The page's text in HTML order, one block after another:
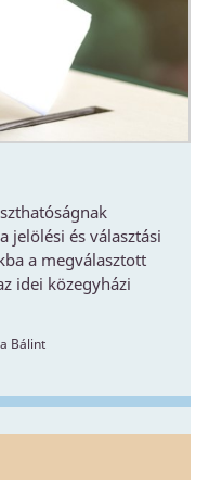
jelölési és választási
a megválasztott
idei közegyházi
Bálint